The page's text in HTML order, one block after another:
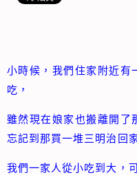
小時候，我們住家附近有
吃，
雖然現在娘家也搬離開了
忘記到那買一堆三明治回
我們一家人從小吃到大，